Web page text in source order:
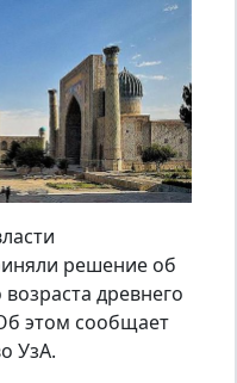
решение об
древнего
этом сообщает
УзА.